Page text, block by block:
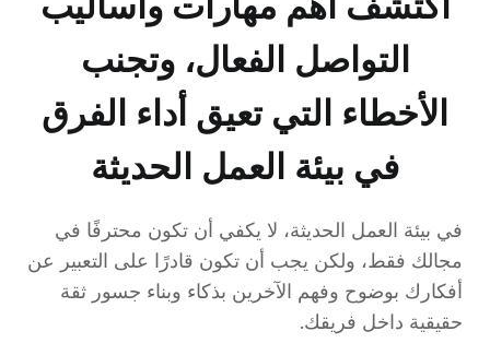
التواصل الفعال، وتجنب
الأخطاء التي تعيق أداء الفرق
في بيئة العمل الحديثة
في بيئة العمل الحديثة، لا يكفي أن تكون محترفًا في
مجالك فقط، ولكن يجب أن تكون قادرًا على التعبير عن
أفكارك بوضوح وفهم الآخرين بذكاء وبناء جسور ثقة
حقيقية داخل فريقك.